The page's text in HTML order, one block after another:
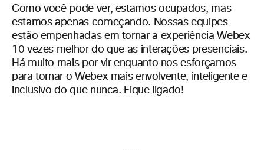
Como você pode ver, estamos ocupados, mas
estamos apenas começando. Nossas equipes
estão empenhadas em tornar a experiência Webex
10 vezes melhor do que as interações presenciais.
Há muito mais por vir enquanto nos esforçamos
para tornar o Webex mais envolvente, inteligente e
inclusivo do que nunca. Fique ligado!